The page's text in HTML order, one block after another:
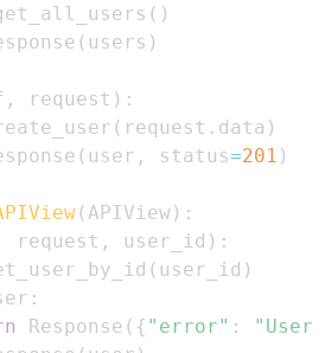
( )
( users )
, request ) :
( request . data )
( user , status=201 )
( APIView) :
request , user_id ) :
( user_id )
:
Response ( { "error" :
"User